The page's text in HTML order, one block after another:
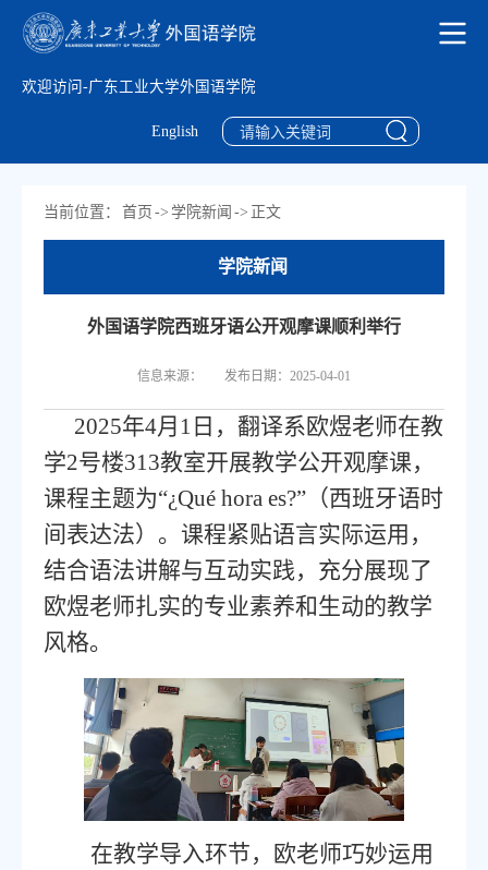
欢迎访问-广东工业大学外国语学院
English
当前位置： 首页 -> 学院新闻 -> 正文
学院新闻
外国语学院西班牙语公开观摩课顺利举行
信息来源： 发布日期：2025-04-01
2025年4月1日，翻译系欧煜老师在教
学2号楼313教室开展教学公开观摩课，
课程主题为“¿Qué hora es?” （西班牙语时
间表达法）。课程紧贴语言实际运用，
结合语法讲解与互动实践，充分展现了
欧煜老师扎实的专业素养和生动的教学
风格。
在教学导入环节，欧老师巧妙运用